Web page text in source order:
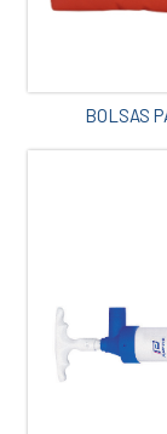
BOLSAS